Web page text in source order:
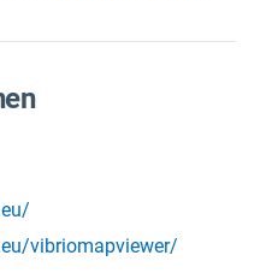
vibriomapviewer/